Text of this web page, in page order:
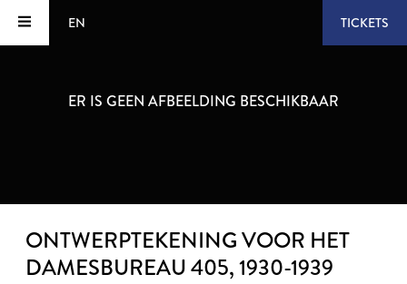
EN TICKETS
ER IS GEEN AFBEELDING BESCHIKBAAR
ONTWERPTEKENING VOOR HET
DAMESBUREAU 405, 1930-1939